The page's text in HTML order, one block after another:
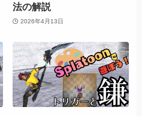
法の解説
2026年4月13日